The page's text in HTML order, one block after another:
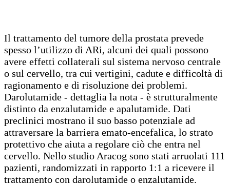
Il trattamento del tumore della prostata prevede
spesso l’utilizzo di ARi, alcuni dei quali possono
avere effetti collaterali sul sistema nervoso centrale
o sul cervello, tra cui vertigini, cadute e difficoltà di
ragionamento e di risoluzione dei problemi.
Darolutamide - dettaglia la nota - è strutturalmente
distinto da enzalutamide e apalutamide. Dati
preclinici mostrano il suo basso potenziale ad
attraversare la barriera emato-encefalica, lo strato
protettivo che aiuta a regolare ciò che entra nel
cervello. Nello studio Aracog sono stati arruolati 111
pazienti, randomizzati in rapporto 1:1 a ricevere il
trattamento con darolutamide o enzalutamide.